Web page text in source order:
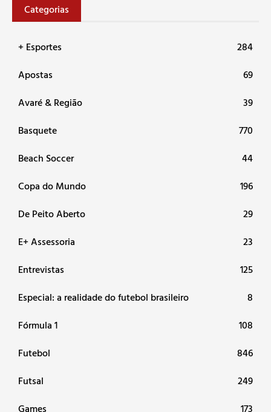
Categorias
+ Esportes
284
Apostas
69
Avaré & Região
39
Basquete
770
Beach Soccer
44
Copa do Mundo
196
De Peito Aberto
29
E+ Assessoria
23
Entrevistas
125
Especial: a realidade do futebol brasileiro
8
Fórmula 1
108
Futebol
846
Futsal
249
Games
173